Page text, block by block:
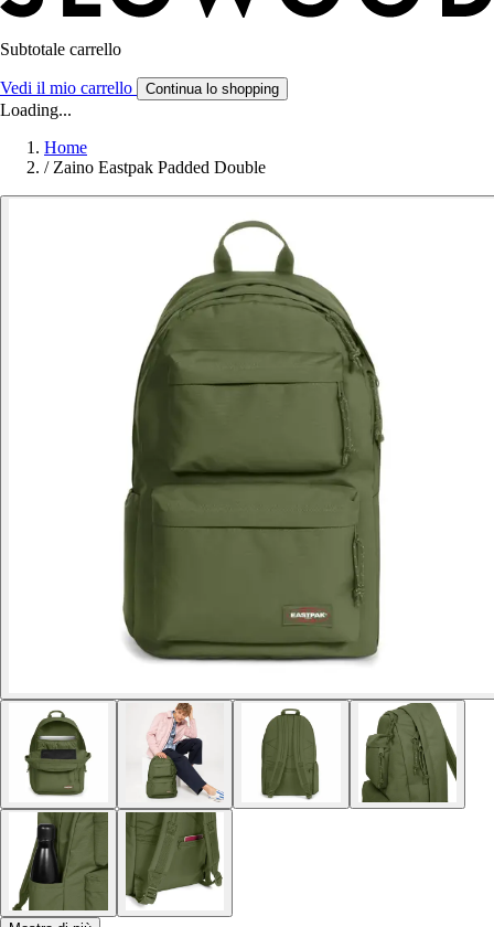
Subtotale carrello
Vedi il mio carrello Continua lo shopping
Loading...
Home
/ Zaino Eastpak Padded Double